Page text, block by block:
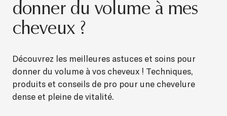
donner du volume à mes
cheveux ?
Découvrez les meilleures astuces et soins pour
donner du volume à vos cheveux ! Techniques,
produits et conseils de pro pour une chevelure
dense et pleine de vitalité.